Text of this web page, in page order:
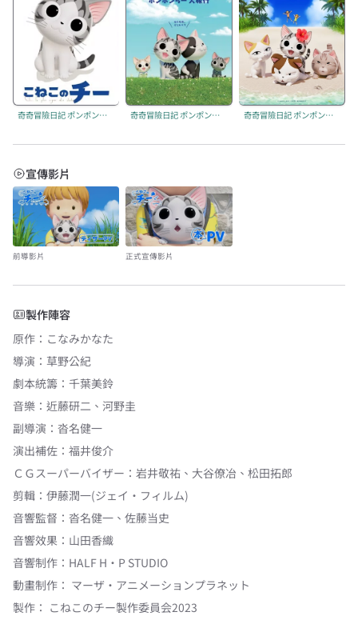
奇奇冒險日記 ポンポンらー大冒険 (3DCG版) 奇奇冒險日記 ポンポンらー大旅行 (3DCG版) 奇奇冒險日記 ポンポンらー夏休み (3DCG版)
宣傳影片
前導影片 正式宣傳影片
製作陣容
原作 ： こなみかなた
導演 ： 草野公紀
劇本統籌 ： 千葉美鈴
音樂 ： 近藤研二 、 河野圭
副導演 ： 沓名健一
演出補佐 ： 福井俊介
ＣＧスーパーバイザー ： 岩井敬祐 、 大谷僚冶 、 松田拓郎
剪輯 ： 伊藤潤一(ジェイ・フィルム)
音響監督 ： 沓名健一 、 佐藤当史
音響效果 ： 山田香織
音響制作 ： HALF H・P STUDIO
動畫制作： マーザ・アニメーションプラネット
製作： こねこのチー製作委員会2023